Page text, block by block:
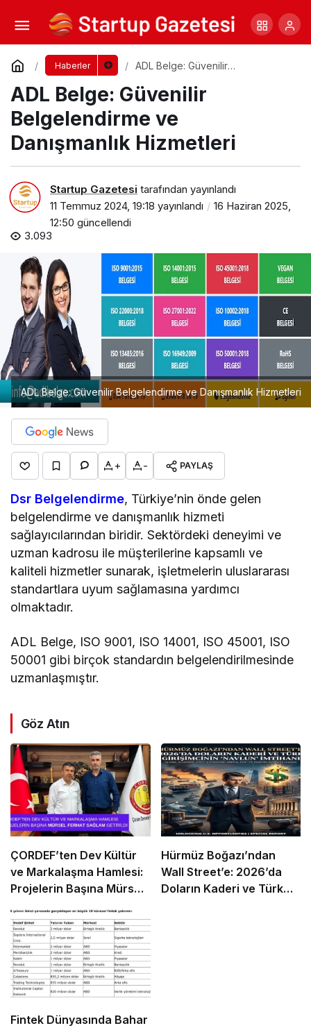
Haberler
ADL Belge: Güvenilir
Hizmetleri
ADL Belge: Güvenilir
Belgelendirme ve
Danışmanlık Hizmetleri
Startup Gazetesi tarafından yayınlandı
11 Temmuz 2024, 19:18 yayınlandı
16 Haziran 2025,
12:50 güncellendi
3.093
ADL Belge: Güvenilir Belgelendirme ve Danışmanlık Hizmetleri
+ - PAYLAŞ
Dsr Belgelendirme, Türkiye’nin önde gelen
belgelendirme ve danışmanlık hizmeti
sağlayıcılarından biridir. Sektördeki deneyimi ve
uzman kadrosu ile müşterilerine kapsamlı ve
kaliteli hizmetler sunarak, işletmelerin uluslararası
standartlara uyum sağlamasına yardımcı
olmaktadır.
ADL Belge, ISO 9001, ISO 14001, ISO 45001, ISO
50001 gibi birçok standardın belgelendirilmesinde
uzmanlaşmıştır.
Göz Atın
ÇORDEF’ten Dev Kültür
ve Markalaşma Hamlesi:
Projelerin Başına Mürsel
Hürmüz Boğazı’ndan
Wall Street’e: 2026’da
Doların Kaderi ve Türk
Fintek Dünyasında Bahar
E-ticarette vergi muafiyeti şartları
Yorum Yap Paylaş